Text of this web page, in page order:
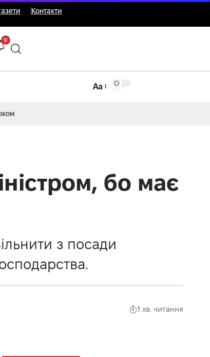
Контакти
9
Аа
бо має
з посади
1 хв. читання